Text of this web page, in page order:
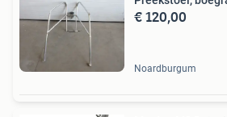
€ 120,00
Noardburgum